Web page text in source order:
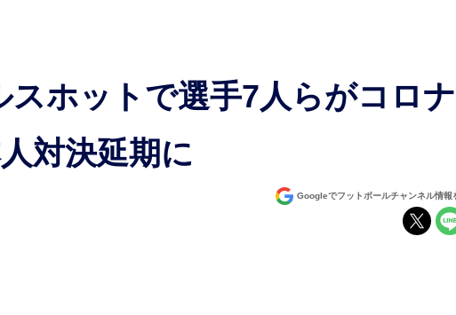
対決延期に
Googleでフットボールチャンネル情報